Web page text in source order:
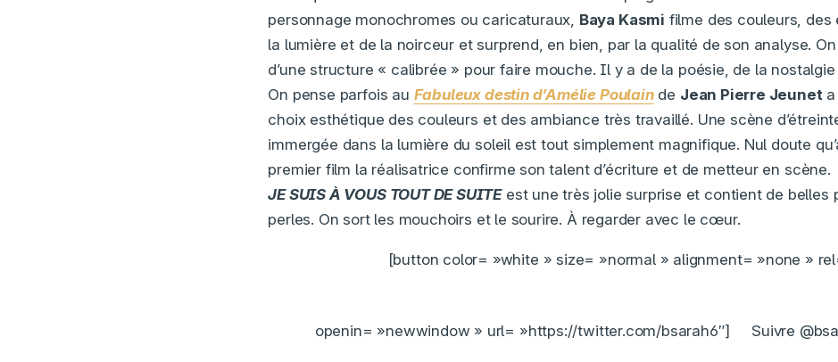
personnage monochromes ou caricaturaux, Baya Kasmi filme des couleurs, des
la lumière et de la noirceur et surprend, en bien, par la qualité de son analyse.
d’une structure « calibrée » pour faire mouche. Il y a de la poésie, de la
On pense parfois au Fabuleux destin d’Amélie Poulainde Jean Pierre Jeuneta
choix esthétique des couleurs et des ambiance très travaillé. Une scène
immergée dans la lumière du soleil est tout simplement magnifique. Nul doute
premier film la réalisatrice confirme son talent d’écriture et de metteur en scène.
JE SUIS À VOUS TOUT DE SUITEest une très jolie surprise et contient de belles
perles. On sort les mouchoirs et le sourire. À regarder avec le cœur.
[button color= »white » size= »normal » alignment= »none »
openin= »newwindow » url= »https://twitter.com/bsarah6″] Suivre